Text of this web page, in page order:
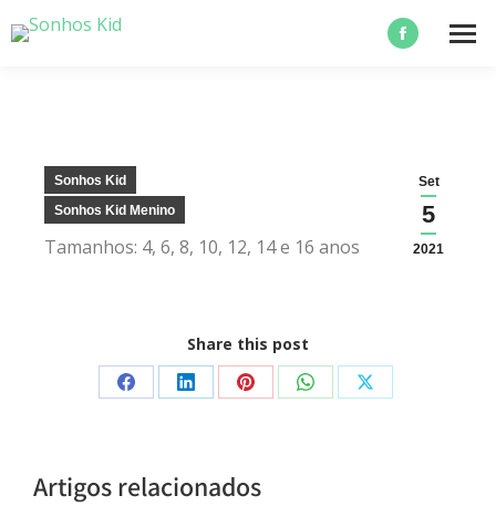
Set
5
2021
Sonhos Kid
Sonhos Kid Menino
Tamanhos: 4, 6, 8, 10, 12, 14 e 16 anos
Share this post
Artigos relacionados